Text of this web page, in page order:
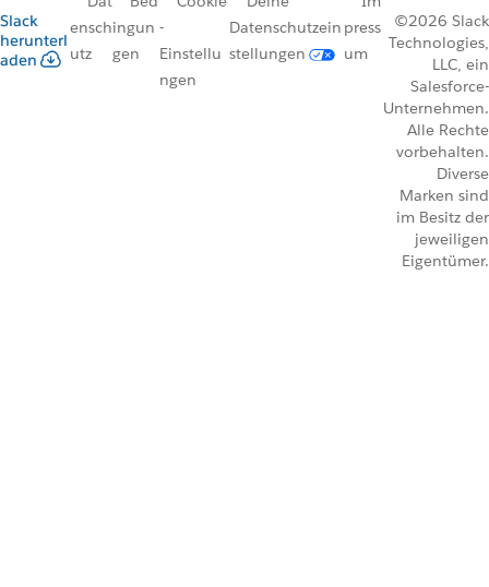
Slack
herunterl
aden
ensch
utz
ingun
gen
-
Einstellu
ngen
Datenschutzein
stellungen
press
um
©2026 Slack
Technologies,
LLC, ein
Salesforce-
Unternehmen.
Alle Rechte
vorbehalten.
Diverse
Marken sind
im Besitz der
jeweiligen
Eigentümer.